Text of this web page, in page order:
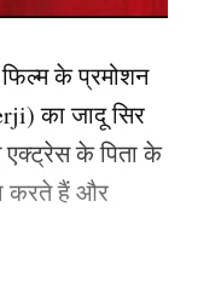
फिल्म के प्रमोशन
का जादू सिर
एक्ट्रेस के पिता के
करते हैं और